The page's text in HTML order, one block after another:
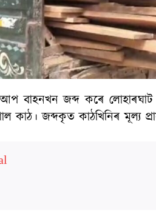
বাহনখন জব্দ কৰে লোহাৰঘাট
জব্দকৃত কাঠখিনিৰ মূল্য